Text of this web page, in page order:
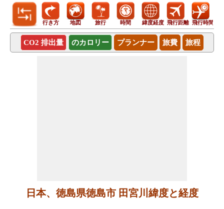
行き方 地図 旅行 時間 緯度経度 飛行距離 飛行時間
CO2 排出量 のカロリー プランナー 旅費 旅程
日本、徳島県徳島市 田宮川緯度と経度